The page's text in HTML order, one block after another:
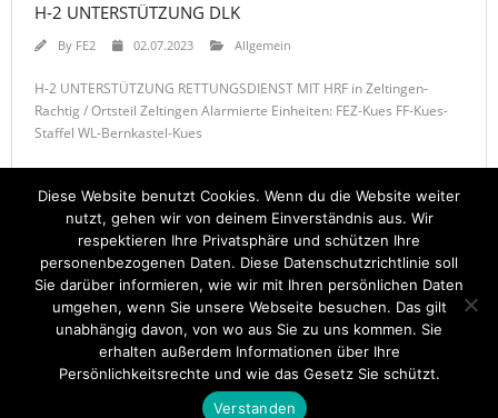
H-2 UNTERSTÜTZUNG DLK
By FE2 02.07.2023 Allgemein
H-2 UNTERSTÜTZUNG RETTUNGSDIENST MIT HRF in Zeltingen-
Rachtig / Ortsteil Zeltingen Alarmierte Einheiten: FEZ-Kues FF-Kues-
Staffel WL-Bernkastel-Kues
2 … 21
Über uns
Kontakt
Think Up Themes Ltd. Powered by
Diese Website benutzt Cookies. Wenn du die Website weiter
nutzt, gehen wir von deinem Einverständnis aus. Wir
respektieren Ihre Privatsphäre und schützen Ihre
personenbezogenen Daten. Diese Datenschutzrichtlinie soll
Sie darüber informieren, wie wir mit Ihren persönlichen Daten
umgehen, wenn Sie unsere Webseite besuchen. Das gilt
unabhängig davon, von wo aus Sie zu uns kommen. Sie
erhalten außerdem Informationen über Ihre
Persönlichkeitsrechte und wie das Gesetz Sie schützt.
Verstanden